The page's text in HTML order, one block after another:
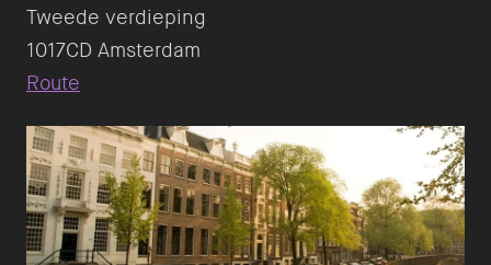
Tweede verdieping
Route